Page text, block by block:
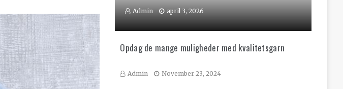
Admin april 3, 2026
Opdag de mange muligheder med kvalitetsgarn
Admin November 23, 2024